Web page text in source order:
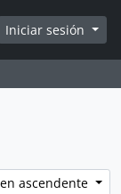
rápidos
Iniciar sesión
ascendente